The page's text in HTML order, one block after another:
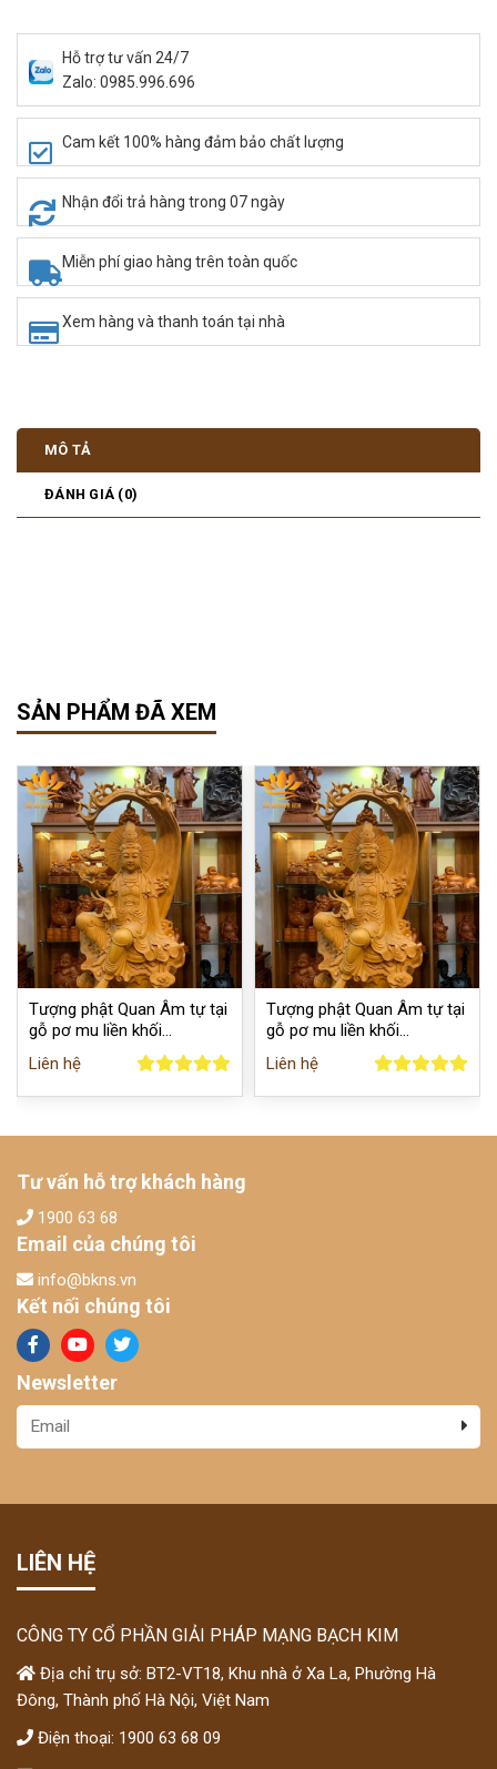
Hỗ trợ tư vấn 24/7
Zalo: 0985.996.696
Cam kết 100% hàng đảm bảo chất lượng
Nhận đổi trả hàng trong 07 ngày
Miễn phí giao hàng trên toàn quốc
Xem hàng và thanh toán tại nhà
MÔ TẢ
ĐÁNH GIÁ (0)
SẢN PHẨM ĐÃ XEM
Tượng phật Quan Âm tự tại
gỗ pơ mu liền khối
68x27x18cm
Liên hệ
Tượng phật Quan Âm tự tại
gỗ pơ mu liền khối
68x27x18cm
Liên hệ
Tư vấn hỗ trợ khách hàng
1900 63 68
Email của chúng tôi
info@bkns.vn
Kết nối chúng tôi
Newsletter
LIÊN HỆ
CÔNG TY CỔ PHẦN GIẢI PHÁP MẠNG BẠCH KIM
Địa chỉ trụ sở: BT2-VT18, Khu nhà ở Xa La, Phường Hà
Đông, Thành phố Hà Nội, Việt Nam
Điện thoại: 1900 63 68 09